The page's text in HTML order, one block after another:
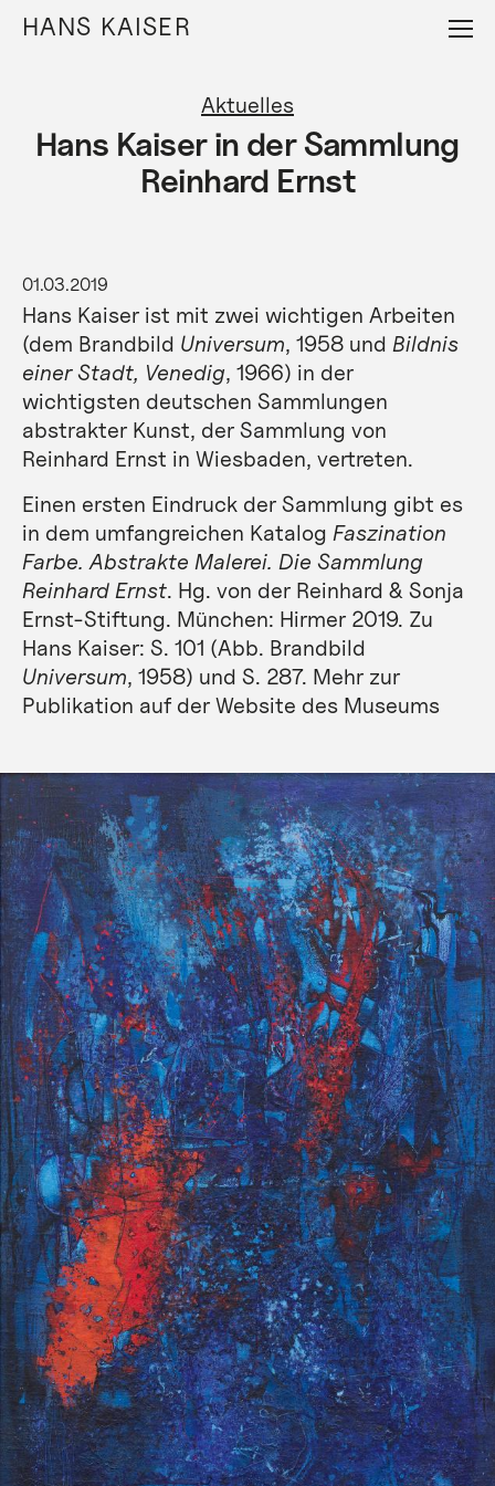
Direkt
zum
HANS KAISER
Aktuelles
Hans Kaiser in der Sammlung
Reinhard Ernst
01.03.2019
Hans Kaiser ist mit zwei wichtigen Arbeiten
(dem Brandbild Universum, 1958 und Bildnis
einer Stadt, Venedig, 1966) in der
wichtigsten deutschen Sammlungen
abstrakter Kunst, der Sammlung von
Reinhard Ernst in Wiesbaden, vertreten.
Einen ersten Eindruck der Sammlung gibt es
in dem umfangreichen Katalog Faszination
Farbe. Abstrakte Malerei. Die Sammlung
Reinhard Ernst. Hg. von der Reinhard & Sonja
Ernst-Stiftung. München: Hirmer 2019. Zu
Hans Kaiser: S. 101 (Abb. Brandbild
Universum, 1958) und S. 287. Mehr zur
Publikation auf der Website des Museums